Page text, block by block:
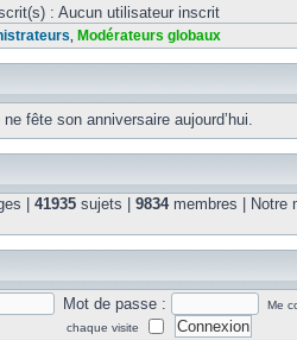
: Aucun utilisateur inscrit
Modérateurs globaux
fête son anniversaire aujourd’hui.
| 41935 sujets | 9834membres | Notre
Mot de passe :
Me
chaque visite